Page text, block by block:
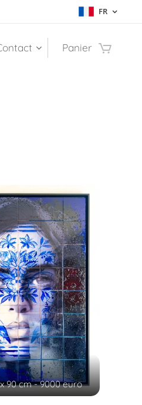
FR
Panier
x 90 cm - 9000 euro